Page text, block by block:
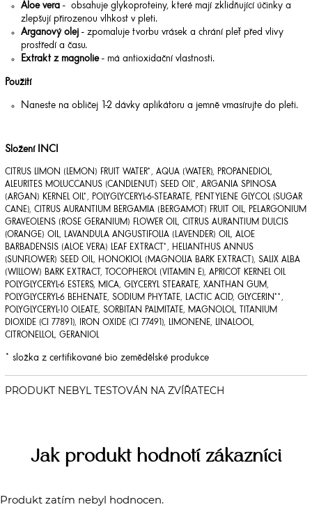
Aloe vera- obsahuje glykoproteiny, které mají zklidňující účinky a
zlepšují přirozenou vlhkost v pleti.
Arganový olej- zpomaluje tvorbu vrásek a chrání pleť před vlivy
prostředí a času.
Extrakt z magnolie- má antioxidační vlastnosti.
Použití
Naneste na obličej 1-2 dávky aplikátoru a jemně vmasírujte do pleti.
Složení INCI
CITRUS LIMON (LEMON) FRUIT WATER*, AQUA (WATER), PROPANEDIOL,
ALEURITES MOLUCCANUS (CANDLENUT) SEED OIL*, ARGANIA SPINOSA
(ARGAN) KERNEL OIL*, POLYGLYCERYL-6-STEARATE, PENTYLENE GLYCOL (SUGAR
CANE), CITRUS AURANTIUM BERGAMIA (BERGAMOT) FRUIT OIL, PELARGONIUM
GRAVEOLENS (ROSE GERANIUM) FLOWER OIL, CITRUS AURANTIUM DULCIS
(ORANGE) OIL, LAVANDULA ANGUSTIFOLIA (LAVENDER) OIL, ALOE
BARBADENSIS (ALOE VERA) LEAF EXTRACT*, HELIANTHUS ANNUS
(SUNFLOWER) SEED OIL, HONOKIOL (MAGNOLIA BARK EXTRACT), SALIX ALBA
(WILLOW) BARK EXTRACT, TOCOPHEROL (VITAMIN E), APRICOT KERNEL OIL
POLYGLYCERYL-6 ESTERS, MICA, GLYCERYL STEARATE, XANTHAN GUM,
POLYGLYCERYL-6 BEHENATE, SODIUM PHYTATE, LACTIC ACID, GLYCERIN**,
POLYGLYCERYL-10 OLEATE, SORBITAN PALMITATE, MAGNOLOL, TITANIUM
DIOXIDE (CI 77891), IRON OXIDE (CI 77491), LIMONENE, LINALOOL,
CITRONELLOL, GERANIOL
* složka z certifikované bio zemědělské produkce
Jak produkt hodnotí zákazníci
Produkt zatím nebyl hodnocen.